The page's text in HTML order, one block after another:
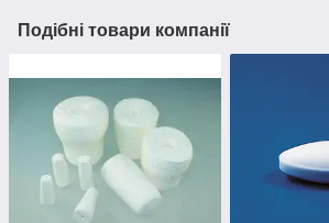
Подібні товари компанії